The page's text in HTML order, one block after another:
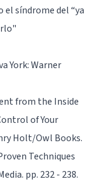
el síndrome del “ya
"
York: Warner
from the Inside
of Your
Holt/Owl Books.
Techniques
pp. 232 - 238.